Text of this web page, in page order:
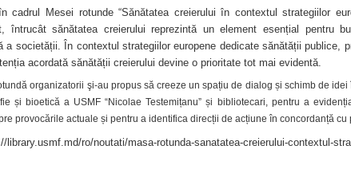
cadrul Mesei rotunde “Sănătatea creierului în contextul strategiilor
întrucât sănătatea creierului reprezintă un element esențial pentru
a societății. În contextul strategiilor europene dedicate sănătății publice,
acordată sănătății creierului devine o prioritate tot mai evidentă.
organizatorii şi-au propus să creeze un spațiu de dialog și schimb de
și bioetică a USMF “Nicolae Testemițanu” și bibliotecari, pentru a
provocările actuale și pentru a identifica direcții de acțiune în concordanță
library.usmf.md/ro/noutati/masa-rotunda-sanatatea-creierului-contextul-